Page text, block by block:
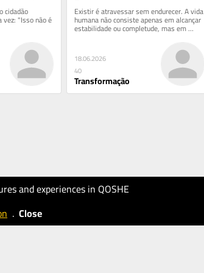
and experiences in QOSHE
. Close
cidadão
"Isso não é
Existir é atravessar sem endurecer. A vida
humana não consiste apenas em alcançar
estabilidade ou completude, mas em
aprender a habitar, com...
18.06.2026
40
Transformação